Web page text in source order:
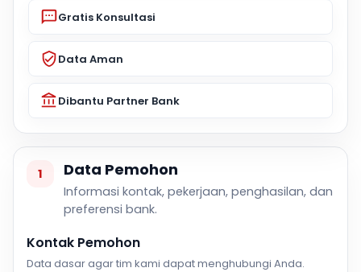
Gratis Konsultasi
Data Aman
Dibantu Partner Bank
1 Data Pemohon
Informasi kontak, pekerjaan, penghasilan, dan
preferensi bank.
Kontak Pemohon
Data dasar agar tim kami dapat menghubungi Anda.